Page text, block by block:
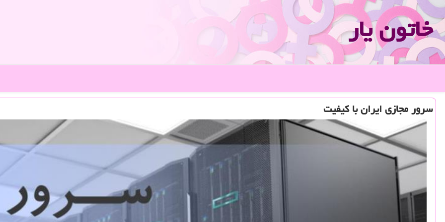
خاتون یار
سرور مجازی ایران با كیفیت